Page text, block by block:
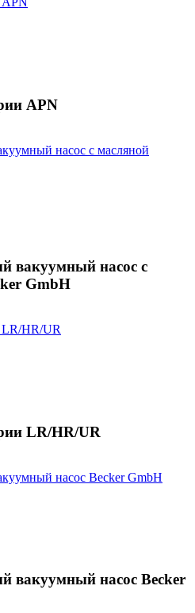
APN
вакуумный насос с
GmbH
LR/HR/UR
вакуумный насос Becker